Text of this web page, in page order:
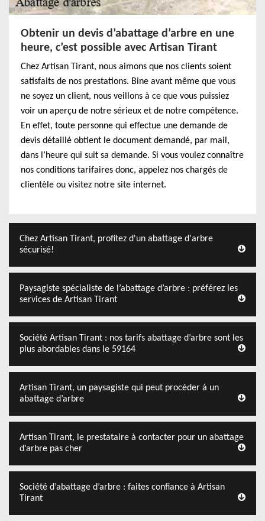
Obtenir un devis d’abattage d’arbre en une
heure, c’est possible avec Artisan Tirant
Chez Artisan Tirant, nous aimons que nos clients soient
satisfaits de nos prestations. Bine avant même que vous
ne soyez un client, nous veillons à ce que vous puissiez
voir un aperçu de notre sérieux et de notre compétence.
En effet, toute personne qui effectue une demande de
devis détaillé obtient le document demandé, par mail,
dans l’heure qui suit sa demande. Si vous voulez connaître
nos conditions tarifaires donc, appelez nos chargés de
clientèle ou visitez notre site internet.
Chez Artisan Tirant, profitez d'un abattage d'arbre
sécurisé!
Paysagiste spécialiste de l’abattage d’arbre : préférez les
services de Artisan Tirant
Société Artisan Tirant : nos tarifs abattage d’arbre sont les
plus abordables dans le 59164
Artisan Tirant, un paysagiste qui peut procéder à un
abattage d’arbre
Artisan Tirant, le prestataire à contacter pour un abattage
d’arbre pas cher
Société d’abattage d’arbre : faites confiance à Artisan
Tirant